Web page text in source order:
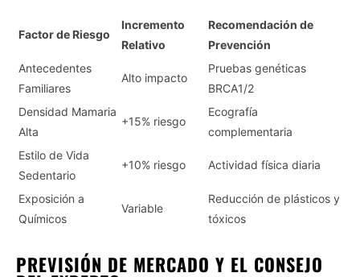
Factor de Riesgo
Incremento
Relativo
Recomendación de
Prevención
Antecedentes
Familiares
Alto impacto
Pruebas genéticas
BRCA1/2
Densidad Mamaria
Alta
+15% riesgo
Ecografía
complementaria
Estilo de Vida
Sedentario
+10% riesgo Actividad física diaria
Exposición a
Químicos
Variable
Reducción de plásticos y
tóxicos
PREVISIÓN DE MERCADO Y EL CONSEJO